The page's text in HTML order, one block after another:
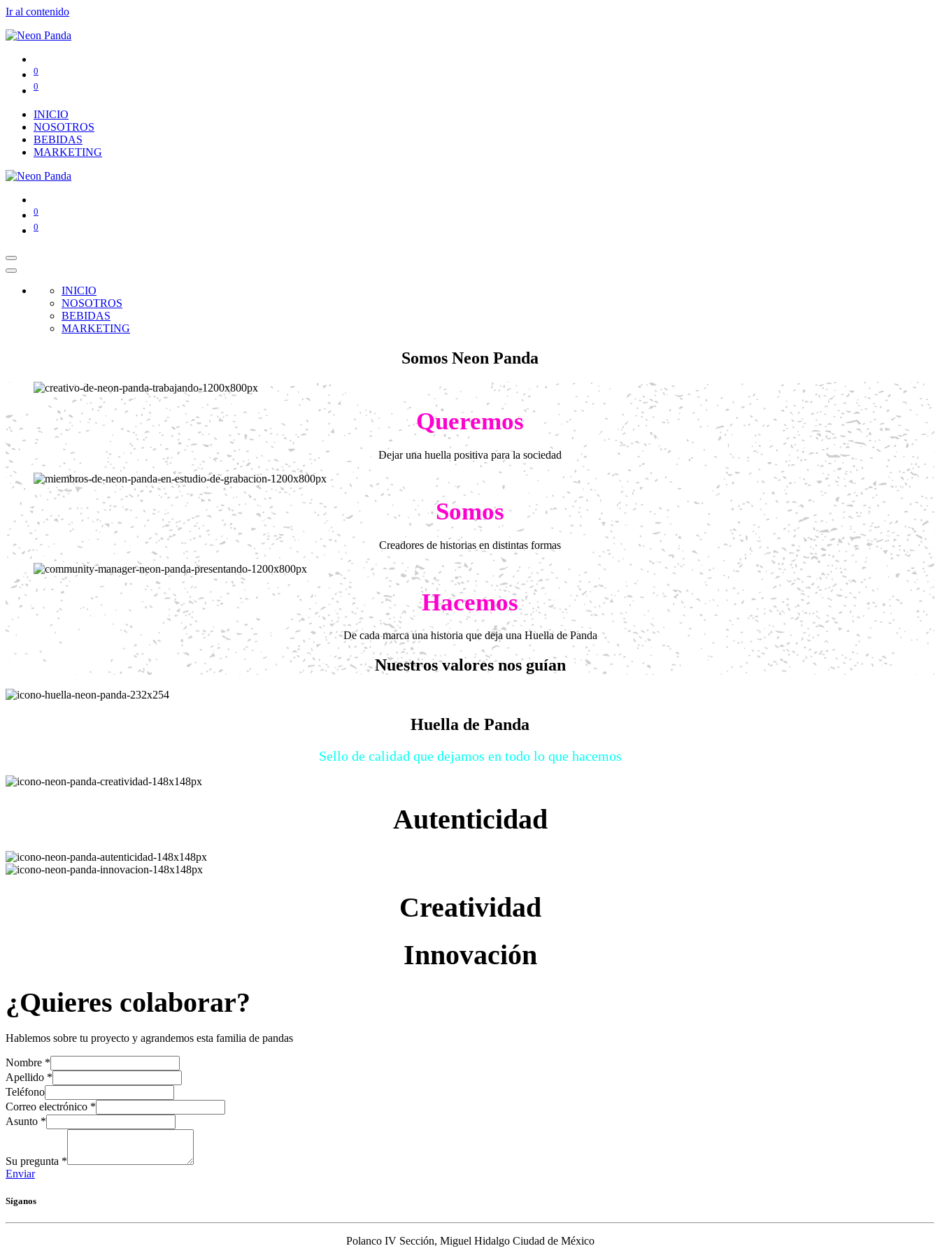
Ir al contenido
0
0
INICIO
NOSOTROS
BEBIDAS
MARKETING
0
0
INICIO
NOSOTROS
BEBIDAS
MARKETING
Somos Neon Panda
Queremos
Dejar una huella positiva para la sociedad
Somos
Creadores de historias en distintas formas
Hacemos
De cada marca una historia que deja una Huella de Panda
Nuestros valores nos guían
Huella de Panda
Sello de calidad que dejamos en todo lo que hacemos
Autenticidad
Creatividad
Innovación
¿Quieres colaborar?
Hablemos sobre tu proyecto y agrandemos esta familia de pandas
Nombre *
Apellido *
Teléfono
Correo electrónico *
Asunto *
Su pregunta *
Enviar
Síganos
Polanco IV Sección, Miguel Hidalgo Ciudad de México